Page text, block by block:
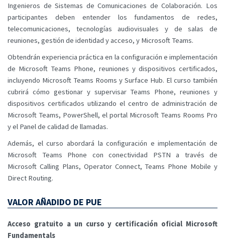
Ingenieros de Sistemas de Comunicaciones de Colaboración. Los
participantes deben entender los fundamentos de redes,
telecomunicaciones, tecnologías audiovisuales y de salas de
reuniones, gestión de identidad y acceso, y Microsoft Teams.
Obtendrán experiencia práctica en la configuración e implementación
de Microsoft Teams Phone, reuniones y dispositivos certificados,
incluyendo Microsoft Teams Rooms y Surface Hub. El curso también
cubrirá cómo gestionar y supervisar Teams Phone, reuniones y
dispositivos certificados utilizando el centro de administración de
Microsoft Teams, PowerShell, el portal Microsoft Teams Rooms Pro
y el Panel de calidad de llamadas.
Además, el curso abordará la configuración e implementación de
Microsoft Teams Phone con conectividad PSTN a través de
Microsoft Calling Plans, Operator Connect, Teams Phone Mobile y
Direct Routing.
VALOR AÑADIDO DE PUE
Acceso gratuito a un curso y certificación oficial Microsoft
Fundamentals